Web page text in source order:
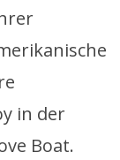
in der
Boat.